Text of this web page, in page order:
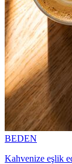
BEDEN
Kahvenize eşlik